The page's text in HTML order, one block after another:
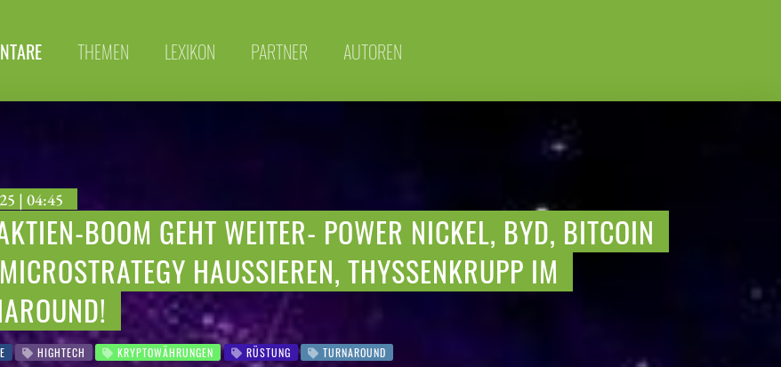
THEMEN LEXIKON PARTNER AUTOREN
| 04:45
BOOM GEHT WEITER- POWER NICKEL, BYD, BITCOIN
HAUSSIEREN, THYSSENKRUPP IM
HIGHTECH KRYPTOWÄHRUNGEN RÜSTUNG TURNAROUND